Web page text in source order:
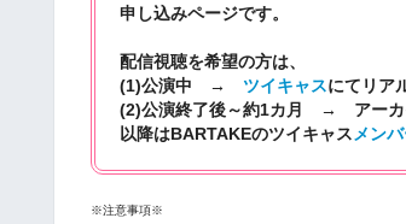
申し込みページです。
配信視聴を希望の方は、
(1)公演中 → ツイキャスにて リア
(2)公演終了後～約1カ月 → アーカ
以降はBARTAKEのツイキャス メン
※注意事項※